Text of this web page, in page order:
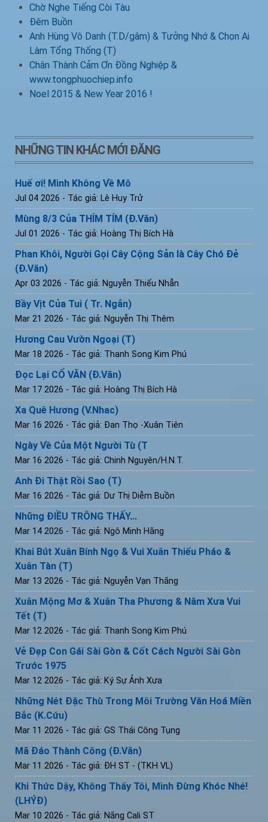
Chờ Nghe Tiếng Còi Tàu
Đêm Buồn
Anh Hùng Vô Danh (T.D/gâm) & Tưởng Nhớ & Chọn Ai
Làm Tổng Thống (T)
Chân Thành Cảm Ơn Đồng Nghiệp &
www.tongphuochiep.info
Noel 2015 & New Year 2016 !
NHỮNG TIN KHÁC MỚI ĐĂNG
Huế ơi! Mình Không Về Mô
Jul 04 2026 - Tác giả: Lê Huy Trử
Mùng 8/3 Của THÍM TÍM (Đ.Văn)
Jul 01 2026 - Tác giả: Hoàng Thị Bích Hà
Phan Khôi, Người Gọi Cây Cộng Sản là Cây Chó Đẻ
(Đ.Văn)
Apr 03 2026 - Tác giả: Nguyễn Thiếu Nhẫn
Bầy Vịt Của Tui ( Tr. Ngắn)
Mar 21 2026 - Tác giả: Nguyễn Thị Thêm
Hương Cau Vườn Ngoại (T)
Mar 18 2026 - Tác giả: Thanh Song Kim Phú
Đọc Lại CỔ VĂN (Đ.Văn)
Mar 17 2026 - Tác giả: Hoàng Thị Bích Hà
Xa Quê Hương (V.Nhac)
Mar 16 2026 - Tác giả: Đan Thọ -Xuân Tiên
Ngày Về Của Một Người Tù (T
Mar 16 2026 - Tác giả: Chinh Nguyên/H.N.T.
Anh Đi Thật Rồi Sao (T)
Mar 16 2026 - Tác giả: Dư Thị Diễm Buồn
Những ĐIỀU TRÔNG THẤY...
Mar 14 2026 - Tác giả: Ngô Minh Hằng
Khai Bút Xuân Bính Ngọ & Vui Xuân Thiếu Pháo &
Xuân Tàn (T)
Mar 13 2026 - Tác giả: Nguyễn Vạn Thắng
Xuân Mộng Mơ & Xuân Tha Phương & Năm Xưa Vui
Tết (T)
Mar 12 2026 - Tác giả: Thanh Song Kim Phú
Vẻ Đẹp Con Gái Sài Gòn & Cốt Cách Người Sài Gòn
Trước 1975
Mar 12 2026 - Tác giả: Ký Sự Ảnh Xưa
Những Nét Đặc Thù Trong Môi Trường Văn Hoá Miền
Bắc (K.Cứu)
Mar 11 2026 - Tác giả: GS Thái Công Tụng
Mã Đáo Thành Công (Đ.Văn)
Mar 11 2026 - Tác giả: ĐH ST - (TKH VL)
Khi Thức Dậy, Không Thấy Tôi, Mình Đừng Khóc Nhé!
(LHÝĐ)
Mar 10 2026 - Tác giả: Nắng Cali ST